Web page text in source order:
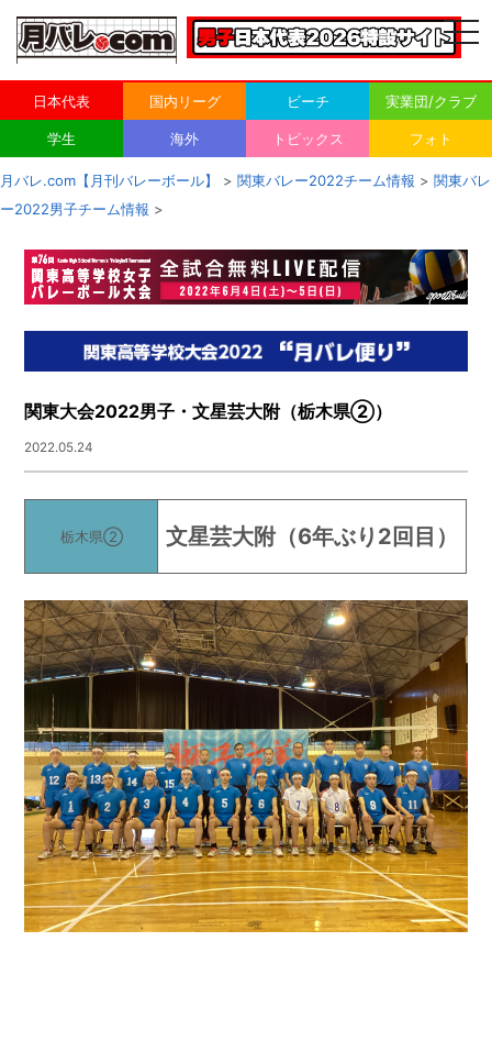
日本代表 国内リーグ ビーチ 実業団/クラブ
学生 海外 トピックス フォト
月バレ.com【月刊バレーボール】 > 関東バレー2022チーム情報 > 関東バレ
ー2022男子チーム情報 >
関東大会2022男子・文星芸大附（栃木県②）
2022.05.24
栃木県② 文星芸大附（6年ぶり2回目）